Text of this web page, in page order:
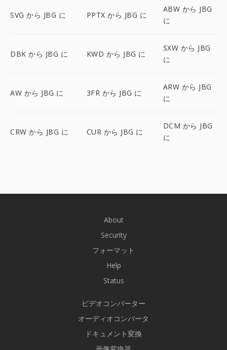
SVG から JBG に PPTX から JBG に
ABW から JBG
に
DBK から JBG に KWD から JBG に
SXW から JBG
に
AW から JBG に 3FR から JBG に
ARW から JBG
に
CRW から JBG に CUR から JBG に
DCM から JBG
に
About
Security
フォーマット
Help
Status
ビデオコンバーター
オーディオコンバータ
ドキュメント変換